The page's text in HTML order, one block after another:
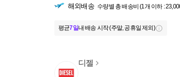
해외배송 수량별 총 배송비 (1개 이하 :
평균7일내 배송 시작 (주말, 공휴일 제외)
디젤